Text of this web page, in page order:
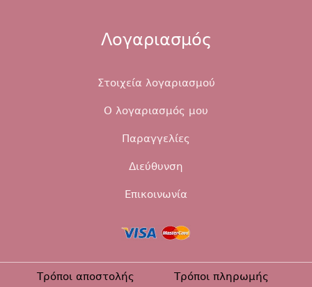
Λογαριασμός
Στοιχεία λογαριασμού
Ο λογαριασμός μου
Παραγγελίες
Διεύθυνση
Επικοινωνία
Τρόποι αποστολής Τρόποι πληρωμής